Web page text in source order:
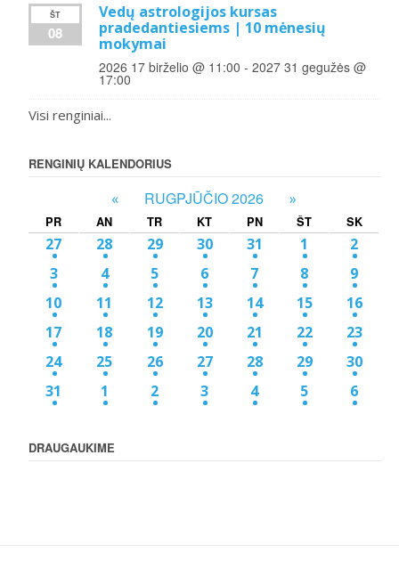
ŠT
08
Vedų astrologijos kursas
pradedantiesiems | 10 mėnesių
mokymai
2026 17 birželio @ 11:00 -2027 31 gegužės @
17:00
Visi renginiai...
RENGINIŲ KALENDORIUS
« RUGPJŪČIO 2026 »
PR AN TR KT PN ŠT SK
27 28 29 30 31 1
2
3
4 5 6 7 8
9
10
11 12 13 14 15
16
17
18 19 20 21 22
23
24
25 26 27 28 29
30
31
1 2 3 4 5 6
DRAUGAUKIME